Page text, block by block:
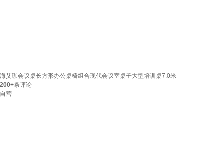
海艾珈会议桌长方形办公桌椅组合现代会议室桌子大型培训桌7.0米
200+条评论
自营